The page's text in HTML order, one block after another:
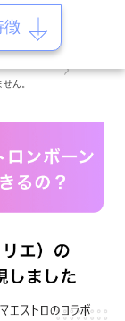
ん。